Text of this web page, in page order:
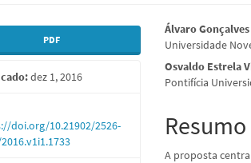
PDF
dez 1, 2016
doi.org/10.21902/2526-
do
artigo
principal
Álvaro
Universidade
Osvaldo Estrela
Pontifícia
Resumo
A proposta